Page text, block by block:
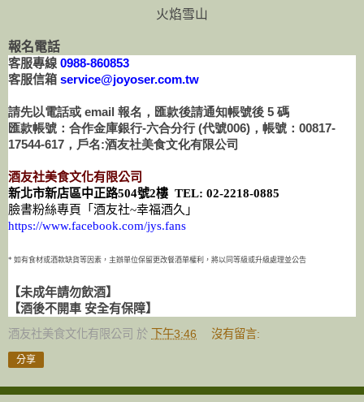
火焰雪山
報名電話
客服專線 0988-860853
客服信箱 service@joyoser.com.tw
請先以電話或 email 報名，匯款後請通知帳號後 5 碼
匯款帳號：合作金庫銀行-六合分行 (代號006)，帳號：00817-
17544-617，戶名:酒友社美食文化有限公司
酒友社美食文化有限公司
新北市新店區中正路504號2樓 TEL: 02-2218-0885
臉書粉絲專頁「酒友社~幸福酒久」
https://www.facebook.com/jys.fans
* 如有食材或酒款缺貨等因素，主辦單位保留更改餐酒單權利，將以同等級或升級處理並公告
【未成年請勿飲酒】
【酒後不開車 安全有保障】
酒友社美食文化有限公司 於 下午3:46 沒有留言:
分享